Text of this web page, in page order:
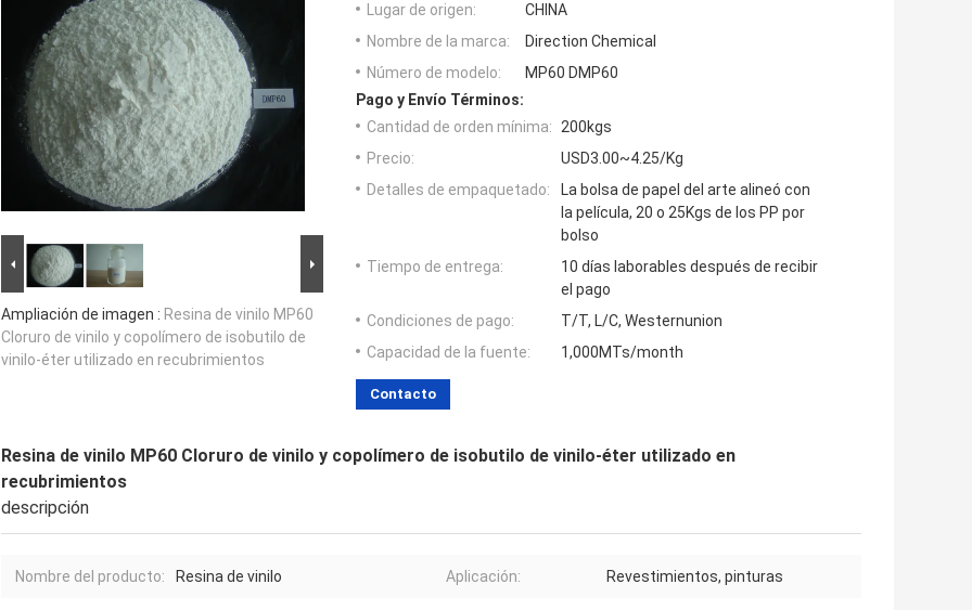
Ampliación de imagen : Resina de vinilo MP60
Cloruro de vinilo y copolímero de isobutilo de
vinilo-éter utilizado en recubrimientos
Lugar de origen:
CHINA
Nombre de la marca:
Direction Chemical
Número de modelo:
MP60 DMP60
Pago y Envío Términos:
Cantidad de orden mínima: 200kgs
Precio:
USD3.00~4.25/Kg
Detalles de empaquetado:
La bolsa de papel del arte alineó con
la película, 20 o 25Kgs de los PP por
bolso
Tiempo de entrega:
10 días laborables después de recibir
el pago
Condiciones de pago:
T/T, L/C, Westernunion
Capacidad de la fuente:
1,000MTs/month
Contacto
Resina de vinilo MP60 Cloruro de vinilo y copolímero de isobutilo de vinilo-éter utilizado en
recubrimientos
descripción
Nombre del producto: Resina de vinilo Aplicación: Revestimientos, pinturas